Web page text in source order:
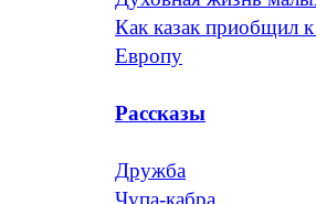
Как казак приобщил
Европу
Рассказы
Дружба
Чупа-кабра